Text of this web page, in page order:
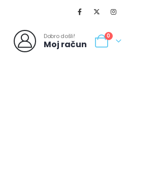
Dobro došli!
Moj račun
0